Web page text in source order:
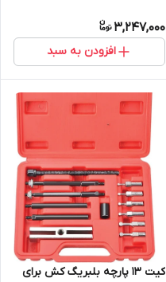
3,247,000
افزودن به سبد
کیت 13 پارچه بلبریگ کش برای